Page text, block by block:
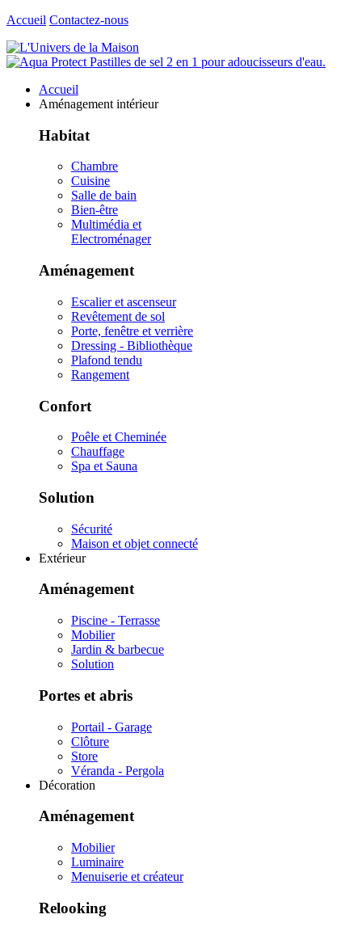
Accueil Contactez-nous
Accueil
Aménagement intérieur
Habitat
Chambre
Cuisine
Salle de bain
Bien-être
Multimédia et
Electroménager
Aménagement
Escalier et ascenseur
Revêtement de sol
Porte, fenêtre et verrière
Dressing - Bibliothèque
Plafond tendu
Rangement
Confort
Poêle et Cheminée
Chauffage
Spa et Sauna
Solution
Sécurité
Maison et objet connecté
Extérieur
Aménagement
Piscine - Terrasse
Mobilier
Jardin & barbecue
Solution
Portes et abris
Portail - Garage
Clôture
Store
Véranda - Pergola
Décoration
Aménagement
Mobilier
Luminaire
Menuiserie et créateur
Relooking